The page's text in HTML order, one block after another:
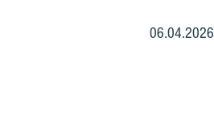
06.04.2026